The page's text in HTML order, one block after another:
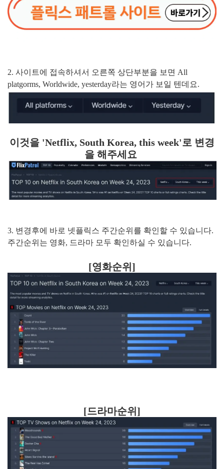
2. 사이트에 접속하셔서 오른쪽 상단부분을 보면 All
platgorms, Worldwide, yesterday라는 영어가 보일 텐데요.
이것을 'Netflix, South Korea, this week'로 변경
을 해주세요
3. 변경후에 바로 넷플릭스 주간순위를 확인할 수 있습니다.
주간순위는 영화, 드라마 모두 확인하실 수 있습니다.
[영화순위]
[드라마순위]